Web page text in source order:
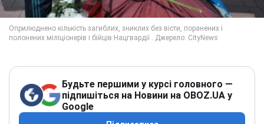
Будьте першими у курсі головного —
підпишіться на Новини на OBOZ.UA у
Google